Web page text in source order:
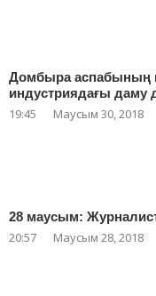
Домбыра аспабының
индустриядағы даму
19:45 Маусым 30, 2018
28 маусым:
20:57 Маусым 28, 2018